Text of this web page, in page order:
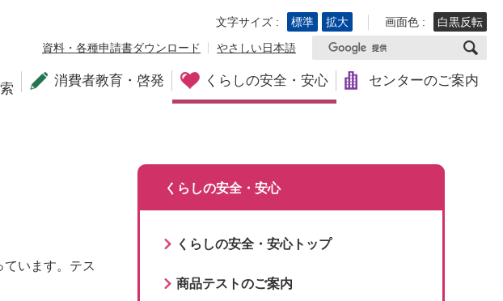
文字サイズ :
標準 拡大 画面色 :
白黒反転
資料・各種申請書ダウンロード
やさしい日本語
消費者教育・啓発 くらしの安全・安心 センターのご案内
います。テス
くらしの安全・安心
くらしの安全・安心トップ
商品テストのご案内